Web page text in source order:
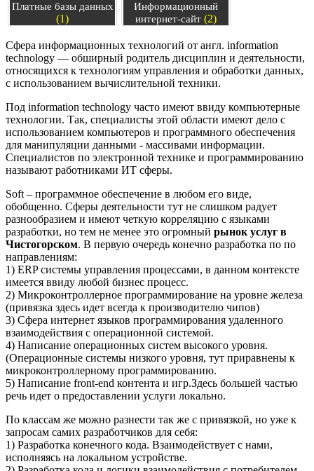
Платные базы данных
(1)
Информационный
интернет-сайт (2)
Сфера информационных технологий от англ. information
technology — обширный родитель дисциплин и деятельности,
относящихся к технологиям управления и обработки данных,
с использованием вычислительной техники.
Под information technology часто имеют ввиду компьютерные
технологии. Так, специалисты этой области имеют дело с
использованием компьютеров и программного обеспечения
для манипуляции данными - массивами информации.
Специалистов по электронной технике и программированию
называют работниками ИТ сферы.
Soft – программное обеспечение в любом его виде,
обобщенно. Сферы деятельности тут не слишком радует
разнообразием и имеют четкую корреляцию с языками
разработки, но тем не менее это огромный рынок услуг в
Чистогорском. В первую очередь конечно разработка по по
направлениям:
1) ERP системы управления процессами, в данном контексте
имеется ввиду любой бизнес процесс.
2) Микроконтроллерное программирование на уровне железа
(привязка здесь идет всегда к производителю чипов)
3) Сфера интернет языков программирования удаленного
взаимодействия с операционной системой.
4) Написание операционных систем высокого уровня.
(Операционные системы низкого уровня, тут приравнены к
микроконтроллерному программированию.
5) Написание front-end контента и игр.Здесь большей частью
речь идет о предоставлении услуги локально.
По классам же можно разнести так же с привязкой, но уже к
запросам самих разработчиков для себя:
1) Разработка конечного кода. Взаимодействует с нами,
исполняясь на локальном устройстве.